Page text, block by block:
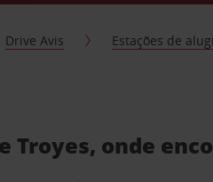
Drive Avis Estações de
Troyes, onde